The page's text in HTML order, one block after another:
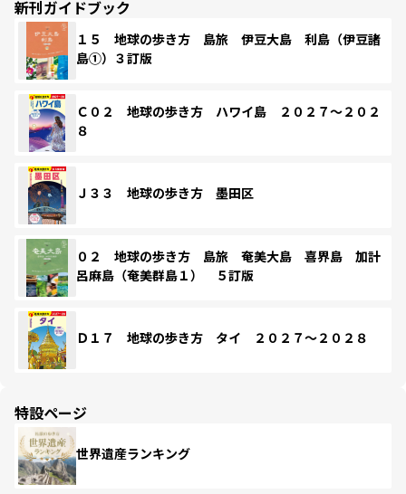
新刊ガイドブック
１５ 地球の歩き方 島旅 伊豆大島 利島（伊豆諸
島①）３訂版
Ｃ０２ 地球の歩き方 ハワイ島 ２０２７～２０２
８
Ｊ３３ 地球の歩き方 墨田区
０２ 地球の歩き方 島旅 奄美大島 喜界島 加計
呂麻島（奄美群島１） ５訂版
Ｄ１７ 地球の歩き方 タイ ２０２７～２０２８
特設ページ
世界遺産ランキング